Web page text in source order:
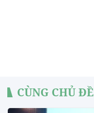
CÙNG CHỦ ĐỀ